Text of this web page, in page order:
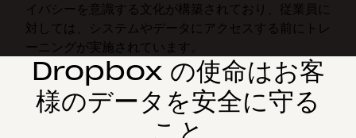
イバシーを意識する文化が構築されており、従業員に
対しては、システムやデータにアクセスする前にトレ
ーニングが実施されています。
Dropbox の使命はお客
様のデータを安全に守る
こと